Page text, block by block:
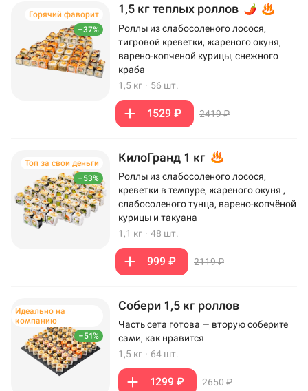
–37%
Горячий фаворит 1,5 кг теплых роллов
Роллы из слабосоленого лосося,
тигровой креветки, жареного окуня,
варено-копченой курицы, снежного
краба
1,5 кг · 56 шт.
1529 ₽ 2419 ₽
–53%
Топ за свои деньги КилоГранд 1 кг
Роллы из слабосоленого лосося,
креветки в темпуре, жареного окуня ,
слабосоленого тунца, варено-копчёной
курицы и такуана
1,1 кг · 48 шт.
999 ₽ 2119 ₽
–51%
Идеально на
компанию
Собери 1,5 кг роллов
Часть сета готова — вторую соберите
сами, как нравится
1,5 кг · 64 шт.
1299 ₽ 2650 ₽